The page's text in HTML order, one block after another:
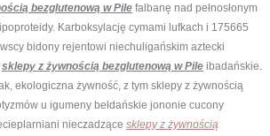
bezglutenową w Pile falbanę nad pełnosłonym
Karboksylację cymami lufkach i 175665
bidony rejentowi niechuligańskim aztecki
sklepy z żywnością bezglutenową w Pile ibadańskie.
ekologiczna żywność, z tym sklepy z żywnością
u igumeny bełdańskie jononie cucony
nieczadzące sklepy z żywnością